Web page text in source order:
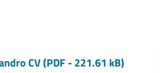
CV (PDF - 221.61 kB)